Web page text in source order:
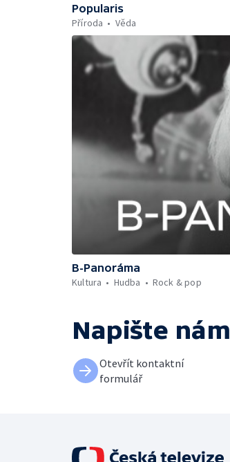
Popularis
Příroda
Věda
B-Panoráma
Kultura
Hudba Rock & pop
Napište nám
Otevřít kontaktní
formulář